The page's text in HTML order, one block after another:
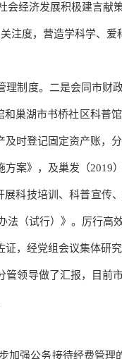
会经济发展积极建言献
注度，营造学科学、爱
制度。二是会同市财
巢湖市书桥社区科普
时登记固定资产账，分
案》，及巢发（
科技培训、科普宣传
法（试行）》。厉行
，经党组会议集体研究
管领导做了汇报，目前
加强公务接待经费管